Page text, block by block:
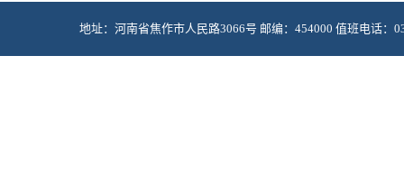
地址：河南省焦作市人民路3066号 邮编：454000 值班电话：